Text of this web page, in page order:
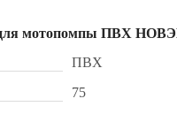
для мотопомпы ПВХ
ПВХ
75